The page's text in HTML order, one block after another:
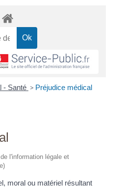
- Santé > Préjudice médical
l'information légale et
moral ou matériel résultant